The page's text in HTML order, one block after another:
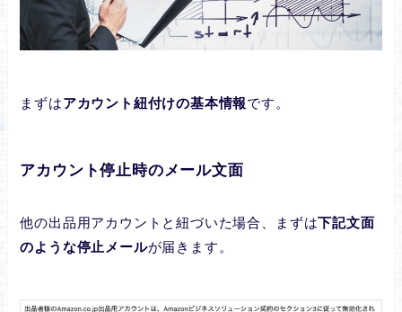
まずはアカウント紐付けの基本情報です。
アカウント停止時のメール文面
他の出品用アカウントと紐づいた場合、まずは下記文面
のような停止メールが届きます。